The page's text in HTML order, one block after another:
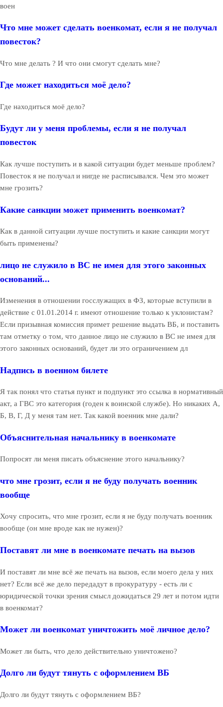
воен
Что мне может сделать военкомат, если я не получал
повесток?
Что мне делать ? И что они смогут сделать мне?
Где может находиться моё дело?
Где находиться моё дело?
Будут ли у меня проблемы, если я не получал
повесток
Как лучше поступить и в какой ситуации будет меньше проблем?
Повесток я не получал и нигде не расписывался. Чем это может
мне грозить?
Какие санкции может применить военкомат?
Как в данной ситуации лучше поступить и какие санкции могут
быть применены?
лицо не служило в ВС не имея для этого законных
оснований...
Изменения в отношении госслужащих в ФЗ, которые вступили в
действие с 01.01.2014 г. имеют отношение только к уклонистам?
Если призывная комиссия примет решение выдать ВБ, и поставить
там отметку о том, что данное лицо не служило в ВС не имея для
этого законных оснований, будет ли это ограничением дл
Надпись в военном билете
Я так понял что статья пункт и подпункт это ссылка в нормативный
акт, а ГВС это категория (годен к воинской службе). Но никаких А,
Б, В, Г, Д у меня там нет. Так какой военник мне дали?
Объяснительная начальнику в военкомате
Попросят ли меня писать объяснение этого начальнику?
что мне грозит, если я не буду получать военник
вообще
Хочу спросить, что мне грозит, если я не буду получать военник
вообще (он мне вроде как не нужен)?
Поставят ли мне в военкомате печать на вызов
И поставят ли мне всё же печать на вызов, если моего дела у них
нет? Если всё же дело передадут в прокуратуру - есть ли с
юридической точки зрения смысл дожидаться 29 лет и потом идти
в военкомат?
Может ли военкомат уничтожить моё личное дело?
Может ли быть, что дело действительно уничтожено?
Долго ли будут тянуть с оформлением ВБ
Долго ли будут тянуть с оформлением ВБ?